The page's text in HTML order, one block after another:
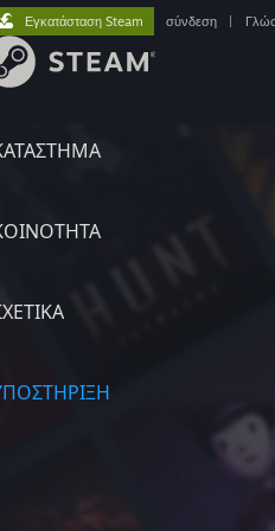
Εγκατάσταση Steam σύνδεση